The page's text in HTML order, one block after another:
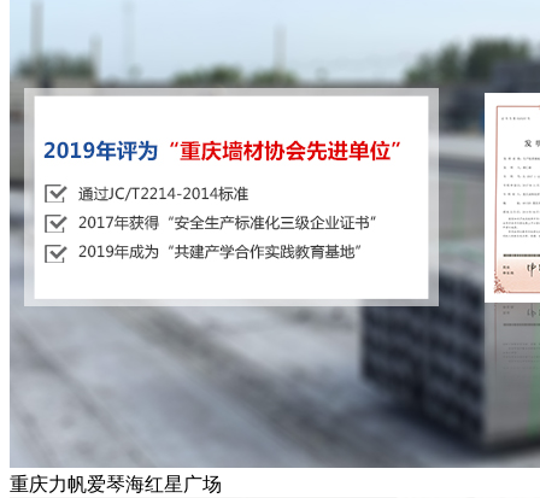
重庆力帆爱琴海红星广场